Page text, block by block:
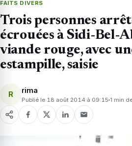
FAITS DIVERS
Trois personnes
écrouées à Sidi-Bel-
viande rouge, avec
estampille, saisie
R rima
Publié le 18 août 2014 à 09:15 1 min